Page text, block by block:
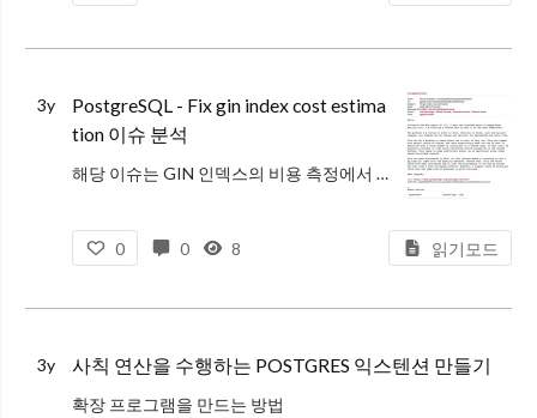
3y
PostgreSQL - Fix gin index cost estima
tion 이슈 분석
해당 이슈는 GIN 인덱스의 비용 측정에서 버그가 있다는 이슈이고, 이를 해결하기 위한 패치를 포함하고 있다. 아래의 글을 잘 읽어보자.
1. B+TREE와 비교해서, GIN, G
0 0 8 읽기모드
3y 사칙 연산을 수행하는 POSTGRES 익스텐션 만들기
확장 프로그램을 만드는 방법